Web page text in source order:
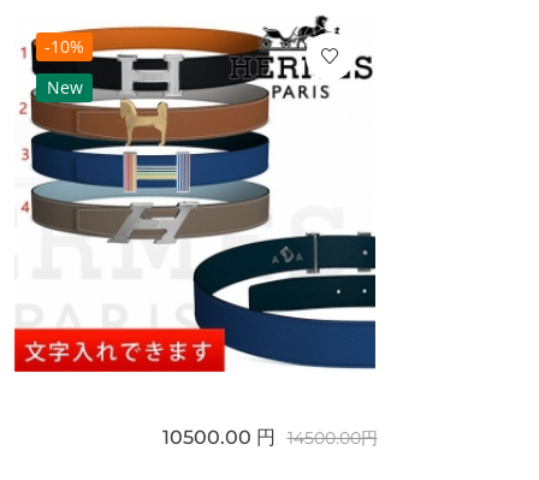
-10%
New
10500.00 円 14500.00円